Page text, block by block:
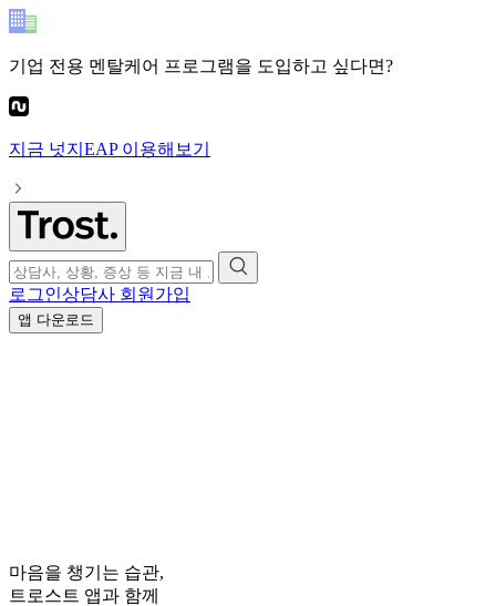
기업 전용 멘탈케어 프로그램을 도입하고 싶다면?
지금 넛지EAP이용해보기
로그인상담사 회원가입
앱 다운로드
마음을 챙기는 습관,
트로스트 앱과 함께